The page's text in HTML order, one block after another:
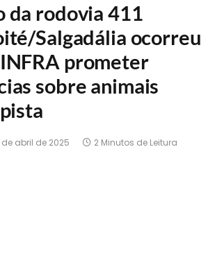
da rodovia 411
Salgadália ocorreu
prometer
sobre animais
de abril de 2025 2 Minutos de Leitura